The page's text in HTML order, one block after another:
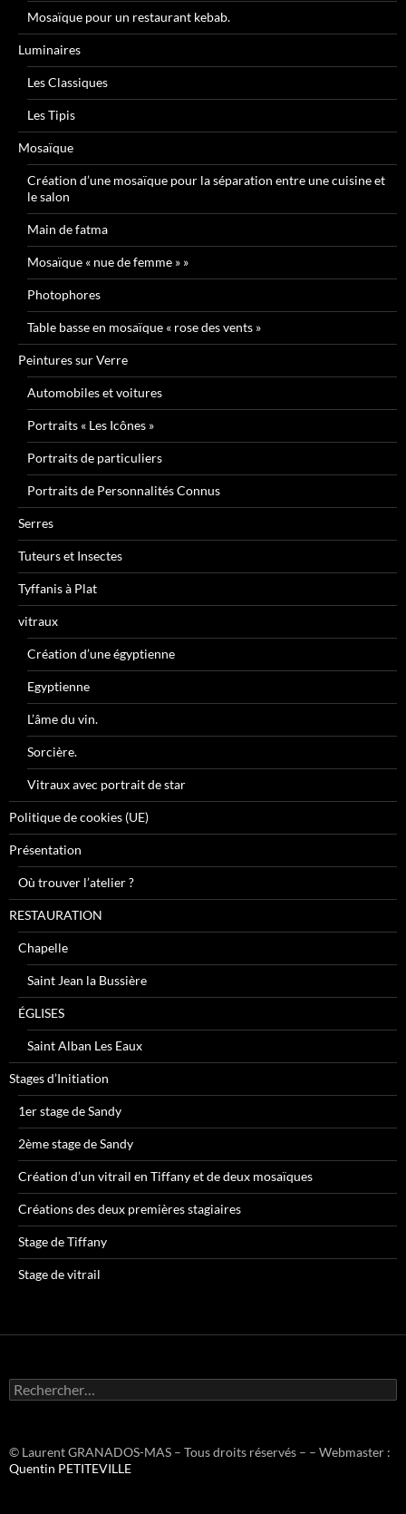
Mosaïque pour un restaurant kebab.
Luminaires
Les Classiques
Les Tipis
Mosaïque
Création d’une mosaïque pour la séparation entre une cuisine et
le salon
Main de fatma
Mosaïque « nue de femme » »
Photophores
Table basse en mosaïque « rose des vents »
Peintures sur Verre
Automobiles et voitures
Portraits « Les Icônes »
Portraits de particuliers
Portraits de Personnalités Connus
Serres
Tuteurs et Insectes
Tyffanis à Plat
vitraux
Création d’une égyptienne
Egyptienne
L’âme du vin.
Sorcière.
Vitraux avec portrait de star
Politique de cookies (UE)
Présentation
Où trouver l’atelier ?
RESTAURATION
Chapelle
Saint Jean la Bussière
ÉGLISES
Saint Alban Les Eaux
Stages d’Initiation
1er stage de Sandy
2ème stage de Sandy
Création d’un vitrail en Tiffany et de deux mosaïques
Créations des deux premières stagiaires
Stage de Tiffany
Stage de vitrail
R
e
e
r
© Laurent GRANADOS-MAS – Tous droits réservés – – Webmaster :
Quentin PETITEVILLE